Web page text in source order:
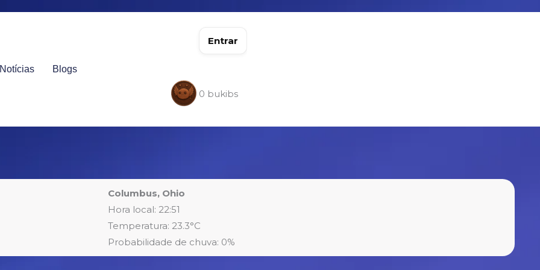
Notícias Blogs
Entrar
0 bukibs
Columbus, Ohio
Hora local: 22:51
Temperatura: 23.3°C
Probabilidade de chuva: 0%